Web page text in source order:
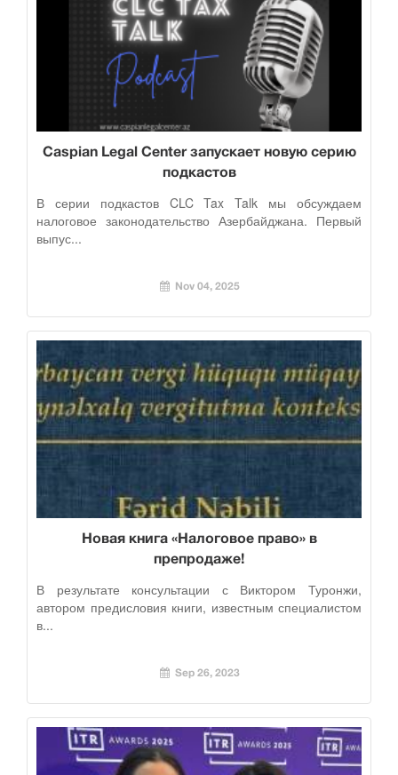
Caspian Legal Center запускает новую серию
подкастов
В серии подкастов CLC Tax Talk мы обсуждаем
налоговое законодательство Азербайджана. Первый
выпус...
Nov 04, 2025
Новая книга «Налоговое право» в
препродаже!
В результате консультации с Виктором Туронжи,
автором предисловия книги, известным специалистом
в...
Sep 26, 2023